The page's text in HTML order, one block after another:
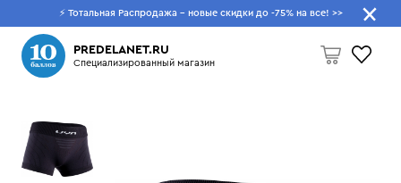
⚡ Тотальная Распродажа - новые скидки до -75% на все! >>
PREDELANET.RU
Специализированный магазин
Пусто
Что будем искать?